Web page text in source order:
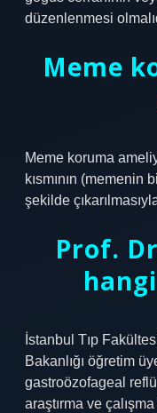
düzenlenmesi
Meme
Meme koruma
kısmının (memenin
şekilde
Prof.
İstanbul Tıp
Bakanlığı öğretim
gastroözofageal reflü
araştırma ve